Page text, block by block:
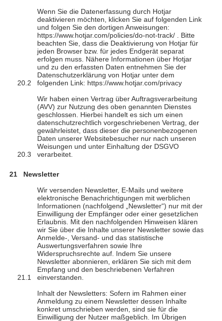
Wenn Sie die Datenerfassung durch Hotjar
deaktivieren möchten, klicken Sie auf folgenden Link
und folgen Sie den dortigen Anweisungen:
https://www.hotjar.com/policies/do-not-track/ . Bitte
beachten Sie, dass die Deaktivierung von Hotjar für
jeden Browser bzw. für jedes Endgerät separat
erfolgen muss. Nähere Informationen über Hotjar
und zu den erfassten Daten entnehmen Sie der
Datenschutzerklärung von Hotjar unter dem
folgenden Link: https://www.hotjar.com/privacy
Wir haben einen Vertrag über Auftragsverarbeitung
(AVV) zur Nutzung des oben genannten Dienstes
geschlossen. Hierbei handelt es sich um einen
datenschutzrechtlich vorgeschriebenen Vertrag, der
gewährleistet, dass dieser die personenbezogenen
Daten unserer Websitebesucher nur nach unseren
Weisungen und unter Einhaltung der DSGVO
verarbeitet.
Newsletter
Wir versenden Newsletter, E-Mails und weitere
elektronische Benachrichtigungen mit werblichen
Informationen (nachfolgend „Newsletter“) nur mit der
Einwilligung der Empfänger oder einer gesetzlichen
Erlaubnis. Mit den nachfolgenden Hinweisen klären
wir Sie über die Inhalte unserer Newsletter sowie das
Anmelde-, Versand- und das statistische
Auswertungsverfahren sowie Ihre
Widerspruchsrechte auf. Indem Sie unsere
Newsletter abonnieren, erklären Sie sich mit dem
Empfang und den beschriebenen Verfahren
einverstanden.
Inhalt der Newsletters: Sofern im Rahmen einer
Anmeldung zu einem Newsletter dessen Inhalte
konkret umschrieben werden, sind sie für die
Einwilligung der Nutzer maßgeblich. Im Übrigen